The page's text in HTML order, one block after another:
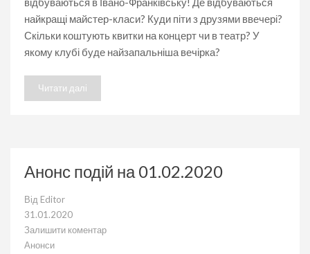
найкращі майстер-класи? Куди піти з друзями ввечері?
Скільки коштують квитки на концерт чи в театр? У
якому клубі буде найзапальніша вечірка?
Читати далі
Анонс подій на 01.02.2020
Від Editor
31.01.2020
Залишити коментар
до
Анонси